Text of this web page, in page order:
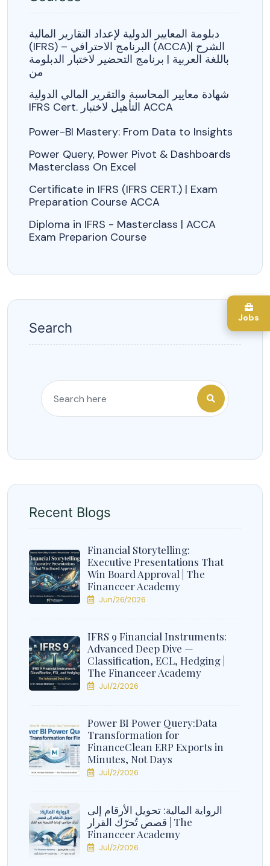
دبلومة المعايير الدولية لإعداد التقارير المالية
(IFRS) – البرنامج الاحترافي (ACCA)| الشرح
باللغة العربية | برنامج التحضير لاختبار الدبلومة
من
شهادة معايير المحاسبة والتقرير المالي الدولية
IFRS Cert. التأهيل لاختبار ACCA
Power-BI Mastery: From Data to Insights
Power Query, Power Pivot & Dashboards
Masterclass On Excel
Certificate in IFRS (IFRS CERT.) | Exam
Preparation Course ACCA
Diploma in IFRS - Masterclass | ACCA
Exam Preparion Course
Search
Recent Blogs
Financial Storytelling:
Executive Presentations That
Win Board Approval | The
Financeer Academy
Jun/26/2026
IFRS 9 Financial Instruments:
Advanced Deep Dive —
Classification, ECL, Hedging |
The Financeer Academy
Jul/2/2026
Power BI Power Query:Data
Transformation for
FinanceClean ERP Exports in
Minutes, Not Days
Jul/2/2026
الرواية المالية: تحويل الأرقام إلى
قصص تُحرّك القرار | The
Financeer Academy
Jul/2/2026
Jobs